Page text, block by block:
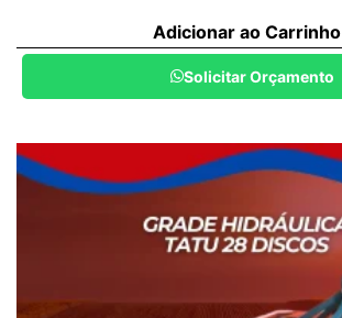
Adicionar ao Carrinho
Solicitar Orçamento